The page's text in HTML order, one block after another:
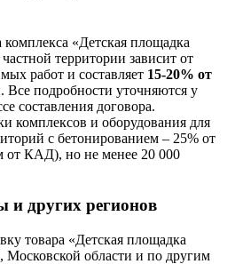
«Детская площадка
частной территории зависит от
работ и составляет 15-20% от
. Все подробности уточняются у
составления договора.
комплексов и оборудования для
с бетонированием – 25% от
от КАД), но не менее 20 000
и других регионов
товара «Детская площадка
Московской области и по другим